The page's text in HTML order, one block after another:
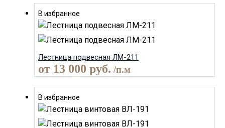
В избранное
Лестница подвесная ЛМ-211
от 13 000 руб. /п.м
В избранное